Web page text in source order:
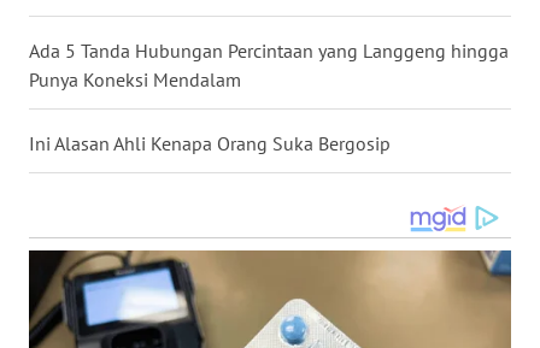
Ada 5 Tanda Hubungan Percintaan yang Langgeng hingga
Punya Koneksi Mendalam
Ini Alasan Ahli Kenapa Orang Suka Bergosip
WN
WN
KALTENG